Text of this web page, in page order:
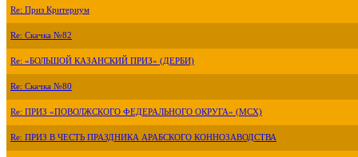
Re: Приз Критериум
Re: Скачка №82
Re: «БОЛЬШОЙ КАЗАНСКИЙ ПРИЗ» (ДЕРБИ)
Re: Скачка №80
Re: ПРИЗ «ПОВОЛЖСКОГО ФЕДЕРАЛЬНОГО ОКРУГА» (МСХ)
Re: ПРИЗ В ЧЕСТЬ ПРАЗДНИКА АРАБСКОГО КОННОЗАВОДСТВА